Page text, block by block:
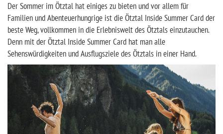
Der Sommer im Ötztal hat einiges zu bieten und vor allem für
Familien und Abenteuerhungrige ist die Ötztal Inside Summer Card der
beste Weg, vollkommen in die Erlebniswelt des Ötztals einzutauchen.
Denn mit der Ötztal Inside Summer Card hat man alle
Sehenswürdigkeiten und Ausflugsziele des Ötztals in einer Hand.